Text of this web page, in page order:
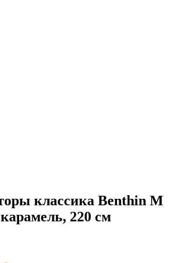
классика Benthin M
220 см